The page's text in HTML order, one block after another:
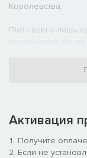
Королевства.
Пип - всего лишь
врага, Пип может
имейте в виду! С
приобретете
Активация
Получите
Если не